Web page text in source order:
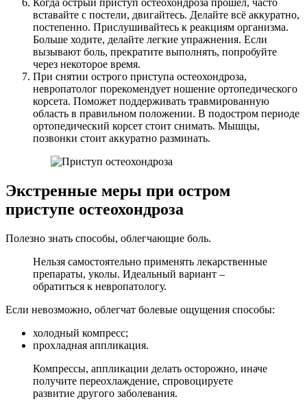
Когда острый приступ остеохондроза прошел, часто
вставайте с постели, двигайтесь. Делайте всё аккуратно,
постепенно. Прислушивайтесь к реакциям организма.
Больше ходите, делайте легкие упражнения. Если
вызывают боль, прекратите выполнять, попробуйте
через некоторое время.
При снятии острого приступа остеохондроза,
невропатолог порекомендует ношение ортопедического
корсета. Поможет поддерживать травмированную
область в правильном положении. В подостром периоде
ортопедический корсет стоит снимать. Мышцы,
позвонки стоит аккуратно разминать.
Экстренные меры при остром
приступе остеохондроза
Полезно знать способы, облегчающие боль.
Нельзя самостоятельно применять лекарственные
препараты, уколы. Идеальный вариант –
обратиться к невропатологу.
Если невозможно, облегчат болевые ощущения способы:
холодный компресс;
прохладная аппликация.
Компрессы, аппликации делать осторожно, иначе
получите переохлаждение, спровоцируете
развитие другого заболевания.